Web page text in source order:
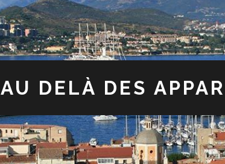
AU DELÀ DES